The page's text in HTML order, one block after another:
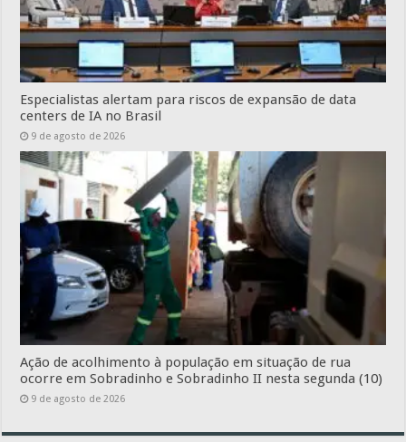
Especialistas alertam para riscos de expansão de data
centers de IA no Brasil
9 de agosto de 2026
Ação de acolhimento à população em situação de rua
ocorre em Sobradinho e Sobradinho II nesta segunda (10)
9 de agosto de 2026